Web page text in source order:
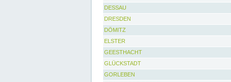
DESSAU
DRESDEN
DÖMITZ
ELSTER
GEESTHACHT
GLÜCKSTADT
GORLEBEN